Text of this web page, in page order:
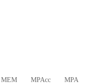
MEM MPAcc MPA